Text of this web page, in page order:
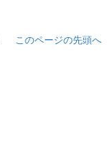
このページの先頭へ